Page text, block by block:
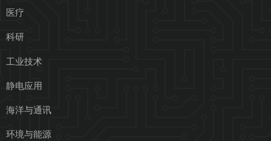
医疗
科研
工业技术
静电应用
海洋与通讯
环境与能源